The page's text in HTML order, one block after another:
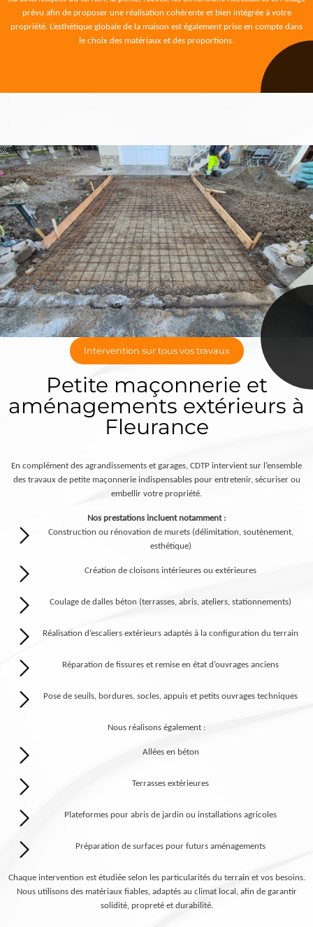
prévu afin de proposer une réalisation cohérente et bien intégrée à votre
propriété. L’esthétique globale de la maison est également prise en compte dans
le choix des matériaux et des proportions.
Intervention sur tous vos travaux
Petite maçonnerie et
aménagements extérieurs à
Fleurance
En complément des agrandissements et garages, CDTP intervient sur l’ensemble
des travaux de petite maçonnerie indispensables pour entretenir, sécuriser ou
embellir votre propriété.
Nos prestations incluent notamment :
Construction ou rénovation de murets (délimitation, soutènement,
esthétique)
Création de cloisons intérieures ou extérieures
Coulage de dalles béton (terrasses, abris, ateliers, stationnements)
Réalisation d’escaliers extérieurs adaptés à la configuration du terrain
Réparation de fissures et remise en état d’ouvrages anciens
Pose de seuils, bordures, socles, appuis et petits ouvrages techniques
Nous réalisons également :
Allées en béton
Terrasses extérieures
Plateformes pour abris de jardin ou installations agricoles
Préparation de surfaces pour futurs aménagements
Chaque intervention est étudiée selon les particularités du terrain et vos besoins.
Nous utilisons des matériaux fiables, adaptés au climat local, afin de garantir
solidité, propreté et durabilité.